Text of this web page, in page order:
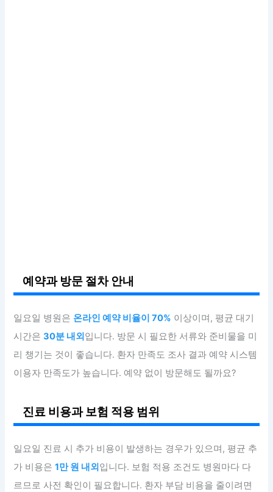
예약과 방문 절차 안내
일요일 병원은 온라인 예약 비율이 70% 이상이며, 평균 대기
시간은30분 내외입니다. 방문 시 필요한 서류와 준비물을 미
리 챙기는 것이 좋습니다. 환자 만족도 조사 결과 예약 시스템
이용자 만족도가 높습니다. 예약 없이 방문해도 될까요?
진료 비용과 보험 적용 범위
일요일 진료 시 추가 비용이 발생하는 경우가 있으며, 평균 추
가 비용은1만 원 내외입니다. 보험 적용 조건도 병원마다 다
르므로 사전 확인이 필요합니다. 환자 부담 비용을 줄이려면